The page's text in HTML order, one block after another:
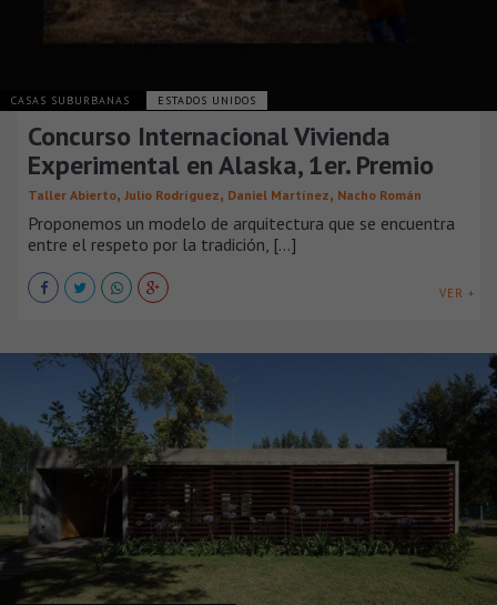
CASAS SUBURBANAS ESTADOS UNIDOS
Concurso Internacional Vivienda
Experimental en Alaska, 1er. Premio
Taller Abierto, Julio Rodríguez, Daniel Martínez, Nacho Román
Proponemos un modelo de arquitectura que se encuentra
entre el respeto por la tradición, [...]
VER +